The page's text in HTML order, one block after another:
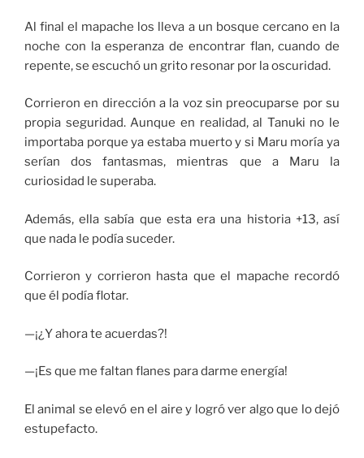
Al final el mapache los lleva a un bosque cercano en la
noche con la esperanza de encontrar flan, cuando de
repente, se escuchó un grito resonar por la oscuridad.
Corrieron en dirección a la voz sin preocuparse por su
propia seguridad. Aunque en realidad, al Tanuki no le
importaba porque ya estaba muerto y si Maru moría ya
serían dos fantasmas, mientras que a Maru la
curiosidad le superaba.
Además, ella sabía que esta era una historia +13, así
que nada le podía suceder.
Corrieron y corrieron hasta que el mapache recordó
que él podía flotar.
—¡¿Y ahora te acuerdas?!
—¡Es que me faltan flanes para darme energía!
El animal se elevó en el aire y logró ver algo que lo dejó
estupefacto.